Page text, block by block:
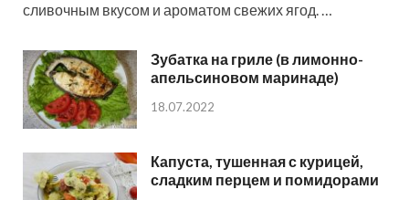
сливочным вкусом и ароматом свежих ягод. …
Зубатка на гриле (в лимонно-
апельсиновом маринаде)
18.07.2022
Капуста, тушенная с курицей,
сладким перцем и помидорами